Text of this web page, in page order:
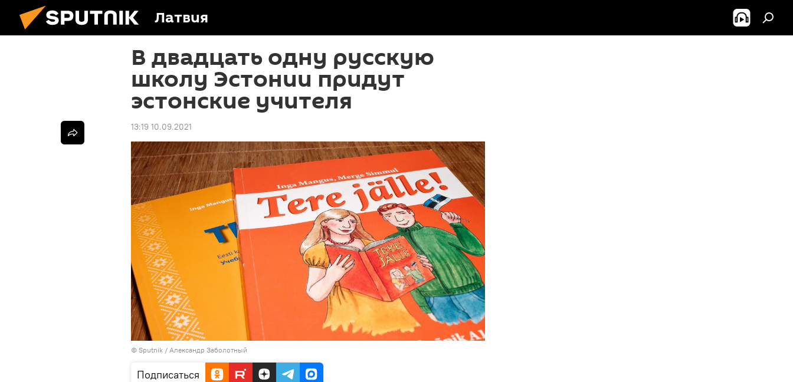
Латвия
В двадцать одну русскую
школу Эстонии придут
эстонские учителя
13:19 10.09.2021
© Sputnik / Александр Заболотный
Подписаться